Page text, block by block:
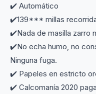
✔️ Automático
✔️139*** millas
✔️Nada de masilla zarro
✔️No echa humo, no
Ninguna fuga.
✔️ Papeles en estricto
✔️ Calcomanía 2020